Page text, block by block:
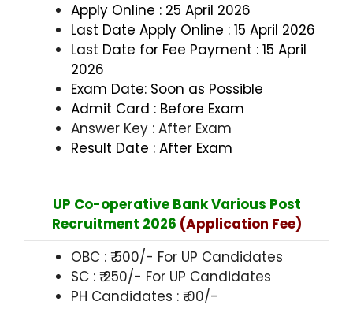
Apply Online : 25 April 2026
Last Date Apply Online : 15 April 2026
Last Date for Fee Payment : 15 April
2026
Exam Date: Soon as Possible
Admit Card : Before Exam
Answer Key : After Exam
Result Date : After Exam
UP Co-operative Bank Various Post
Recruitment 2026 (Application Fee)
OBC : ₹ 500/- For UP Candidates
SC : ₹ 250/- For UP Candidates
PH Candidates : ₹ 00/-